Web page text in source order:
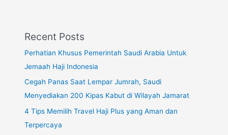
Recent Posts
Perhatian Khusus Pemerintah Saudi Arabia Untuk
Jemaah Haji Indonesia
Cegah Panas Saat Lempar Jumrah, Saudi
Menyediakan 200 Kipas Kabut di Wilayah Jamarat
4 Tips Memilih Travel Haji Plus yang Aman dan
Terpercaya